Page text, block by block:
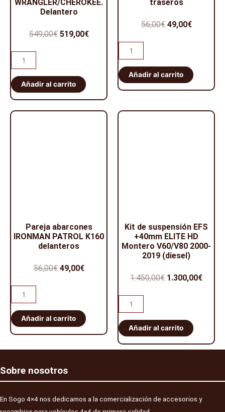
WRANGLER/CHEROKEE.
Delantero
549,00€ 519,00€
Añadir al carrito
traseros
56,00€ 49,00€
Añadir al carrito
Pareja abarcones
IRONMAN PATROL K160
delanteros
56,00€ 49,00€
Añadir al carrito
Kit de suspensión EFS
+40mm ELITE HD
Montero V60/V80 2000-
2019 (diesel)
1.450,00€ 1.300,00€
Añadir al carrito
Sobre nosotros
En Sogo 4×4 nos dedicamos a la comercialización de accesorios y